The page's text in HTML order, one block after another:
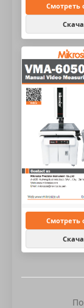
Смотреть
Смотреть